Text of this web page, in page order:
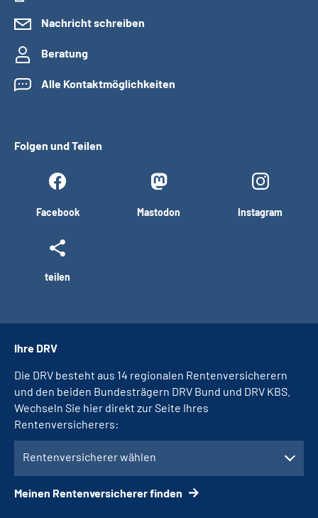
Nachricht schreiben
Beratung
Alle Kontaktmöglichkeiten
Folgen und Teilen
Facebook Mastodon Instagram
teilen
Ihre DRV
Die DRV besteht aus 14 regionalen Rentenversicherern
und den beiden Bundesträgern DRV Bund und DRV KBS.
Wechseln Sie hier direkt zur Seite Ihres
Rentenversicherers:
Rentenversicherer wählen
Meinen Rentenversicherer finden